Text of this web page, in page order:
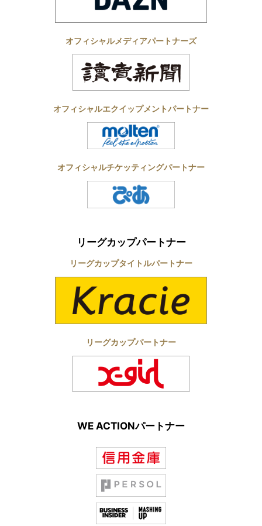
オフィシャルメディアパートナーズ
オフィシャルエクイップメントパートナー
オフィシャルチケッティングパートナー
リーグカップパートナー
リーグカップタイトルパートナー
リーグカップパートナー
WE ACTIONパートナー